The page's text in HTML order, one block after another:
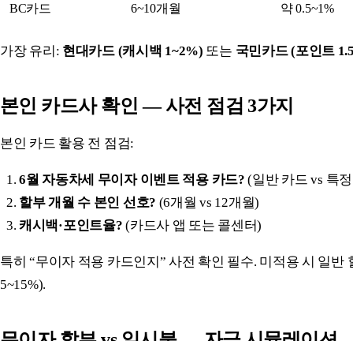
BC카드 6~10개월 약 0.5~1%
가장 유리: 현대카드 (캐시백 1~2%) 또는 국민카드 (포인트
본인 카드사 확인 — 사전 점검 3가지
본인 카드 활용 전 점검:
6월 자동차세 무이자 이벤트 적용 카드? (일반 카드 vs 특
할부 개월 수 본인 선호? (6개월 vs 12개월)
캐시백·포인트율? (카드사 앱 또는 콜센터)
특히 “무이자 적용 카드인지” 사전 확인 필수. 미적용 시 일반
5~15%).